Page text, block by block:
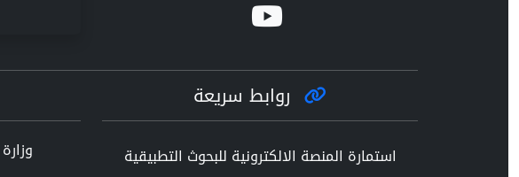
روابط سريعة
استمارة المنصة الالكترونية للبحوث التطبيقية